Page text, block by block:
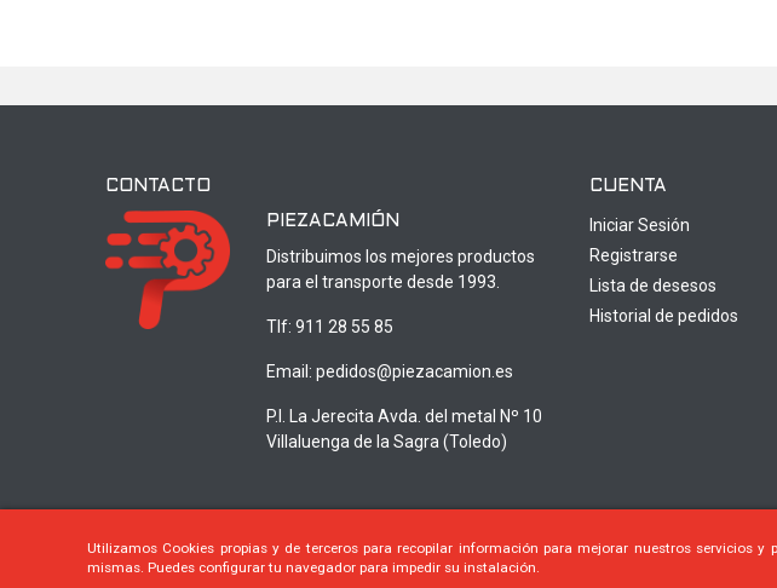
Utilizamos Cookies propias y de terceros para recopilar información para mejorar nuestros servicios
mismas. Puedes configurar tu navegador para impedir su instalación.
CONTACTO
PIEZACAMIÓN
Distribuimos los mejores productos
para el transporte desde 1993.
Tlf:911 28 55 85
Email:pedidos@piezacamion.es
P.I. La Jerecita Avda. del metal Nº 10
Villaluenga de la Sagra (Toledo)
CUENTA
Iniciar Sesión
Registrarse
Lista de desesos
Historial de pedidos